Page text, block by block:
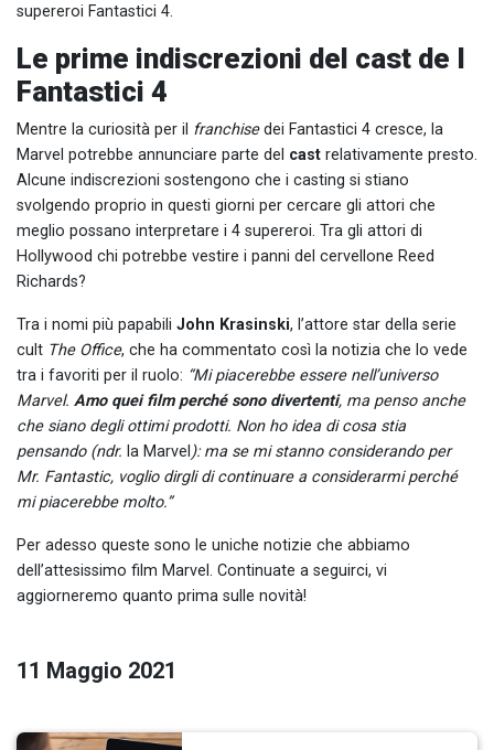
supereroi Fantastici 4.
Le prime indiscrezioni del cast de I
Fantastici 4
Mentre la curiosità per il franchisedei Fantastici 4 cresce, la
Marvel potrebbe annunciare parte del cast relativamente presto.
Alcune indiscrezioni sostengono che i casting si stiano
svolgendo proprio in questi giorni per cercare gli attori che
meglio possano interpretare i 4 supereroi. Tra gli attori di
Hollywood chi potrebbe vestire i panni del cervellone Reed
Richards?
Tra i nomi più papabili John Krasinski, l’attore star della serie
cult The Office, che ha commentato così la notizia che lo vede
tra i favoriti per il ruolo: “Mi piacerebbe essere nell’universo
Marvel. Amo quei film perché sono divertenti, ma penso anche
che siano degli ottimi prodotti. Non ho idea di cosa stia
pensando (ndr. la Marvel ): ma se mi stanno considerando per
Mr. Fantastic, voglio dirgli di continuare a considerarmi perché
mi piacerebbe molto.”
Per adesso queste sono le uniche notizie che abbiamo
dell’attesissimo film Marvel. Continuate a seguirci, vi
aggiorneremo quanto prima sulle novità!
11 Maggio 2021